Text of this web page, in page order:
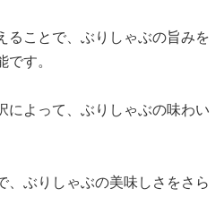
ることで、ぶりしゃぶの旨みを
です。
によって、ぶりしゃぶの味わい
、ぶりしゃぶの美味しさをさら